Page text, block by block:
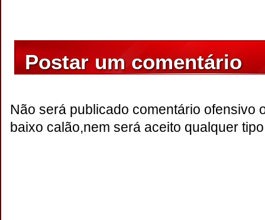
Postar um comentário
Não será publicado comentário ofensivo
baixo calão,nem será aceito qualquer